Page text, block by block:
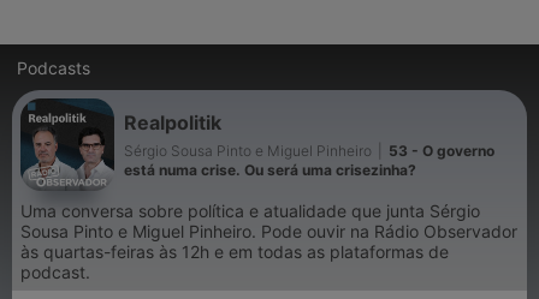
Podcasts
Realpolitik
Sérgio Sousa Pinto e Miguel Pinheiro
53 - O governo
está numa crise. Ou será uma crisezinha?
Uma conversa sobre política e atualidade que junta Sérgio
Sousa Pinto e Miguel Pinheiro. Pode ouvir na Rádio Observador
às quartas-feiras às 12h e em todas as plataformas de
podcast.